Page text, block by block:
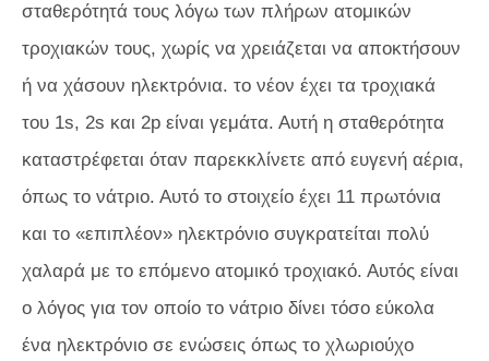
σταθερότητά τους λόγω των πλήρων ατομικών
τροχιακών τους, χωρίς να χρειάζεται να αποκτήσουν
ή να χάσουν ηλεκτρόνια. το νέον έχει τα τροχιακά
του 1s, 2s και 2p είναι γεμάτα. Αυτή η σταθερότητα
καταστρέφεται όταν παρεκκλίνετε από ευγενή αέρια,
όπως το νάτριο. Αυτό το στοιχείο έχει 11 πρωτόνια
και το «επιπλέον» ηλεκτρόνιο συγκρατείται πολύ
χαλαρά με το επόμενο ατομικό τροχιακό. Αυτός είναι
ο λόγος για τον οποίο το νάτριο δίνει τόσο εύκολα
ένα ηλεκτρόνιο σε ενώσεις όπως το χλωριούχο